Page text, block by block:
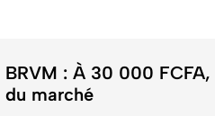
BRVM : À 30 000 FCFA,
du marché